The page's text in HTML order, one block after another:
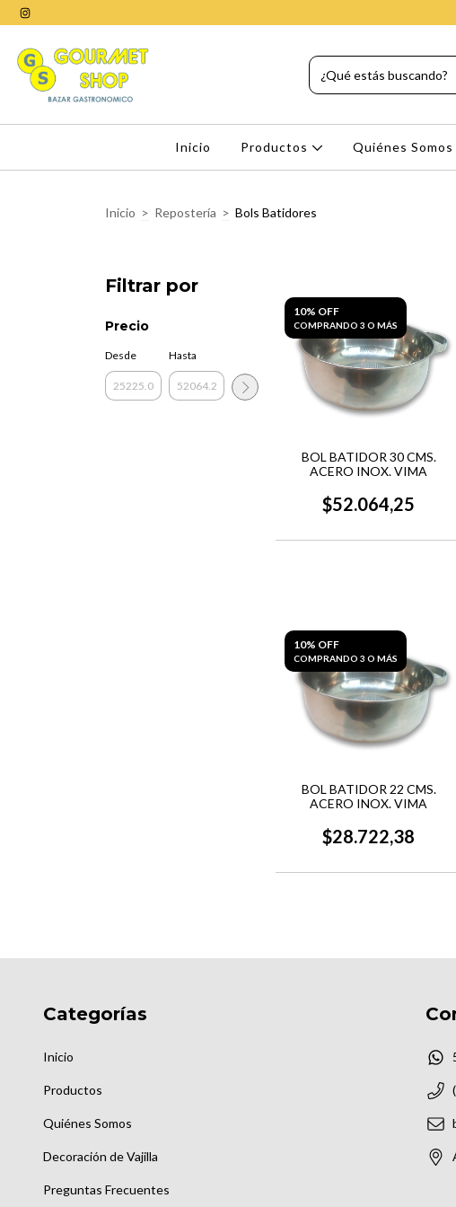
Inicio Productos Quiénes Somos
Inicio > Repostería > Bols Batidores
Filtrar por
Precio
Desde Hasta
10% OFF
COMPRANDO 3 O MÁS
BOL BATIDOR 30 CMS.
ACERO INOX. VIMA
$52.064,25
10% OFF
COMPRANDO 3 O MÁS
BOL BATIDOR 22 CMS.
ACERO INOX. VIMA
$28.722,38
Categorías
Inicio
Productos
Quiénes Somos
Decoración de Vajilla
Preguntas Frecuentes